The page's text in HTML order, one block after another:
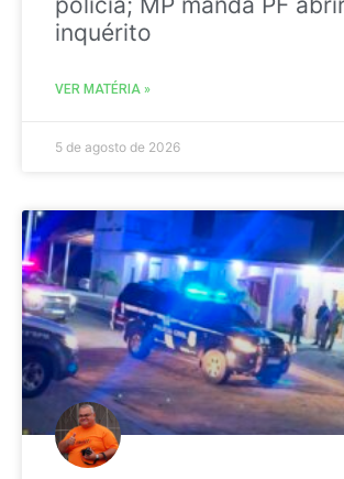
inquérito
VER MATÉRIA »
5 de agosto de 2026